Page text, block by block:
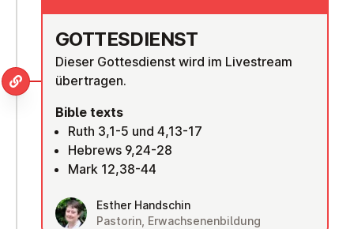
GOTTES­DI­ENST
Dieser Gottesdienst wird im Livestream
übertragen.
Bible texts
Ruth 3,1-5 und 4,13-17
Hebrews 9,24-28
Mark 12,38-44
Esther Handschin
Pastorin, Erwachsenenbildung